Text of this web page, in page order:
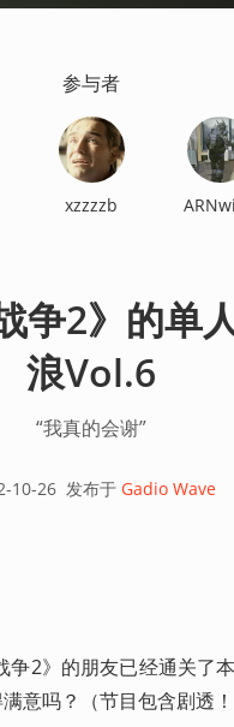
参与者
xzzzzb
争2》的单
浪Vol.6
“我真的会谢”
10-26 发布于 Gadio Wave
2》的朋友已经通关了
意吗？（节目包含剧透